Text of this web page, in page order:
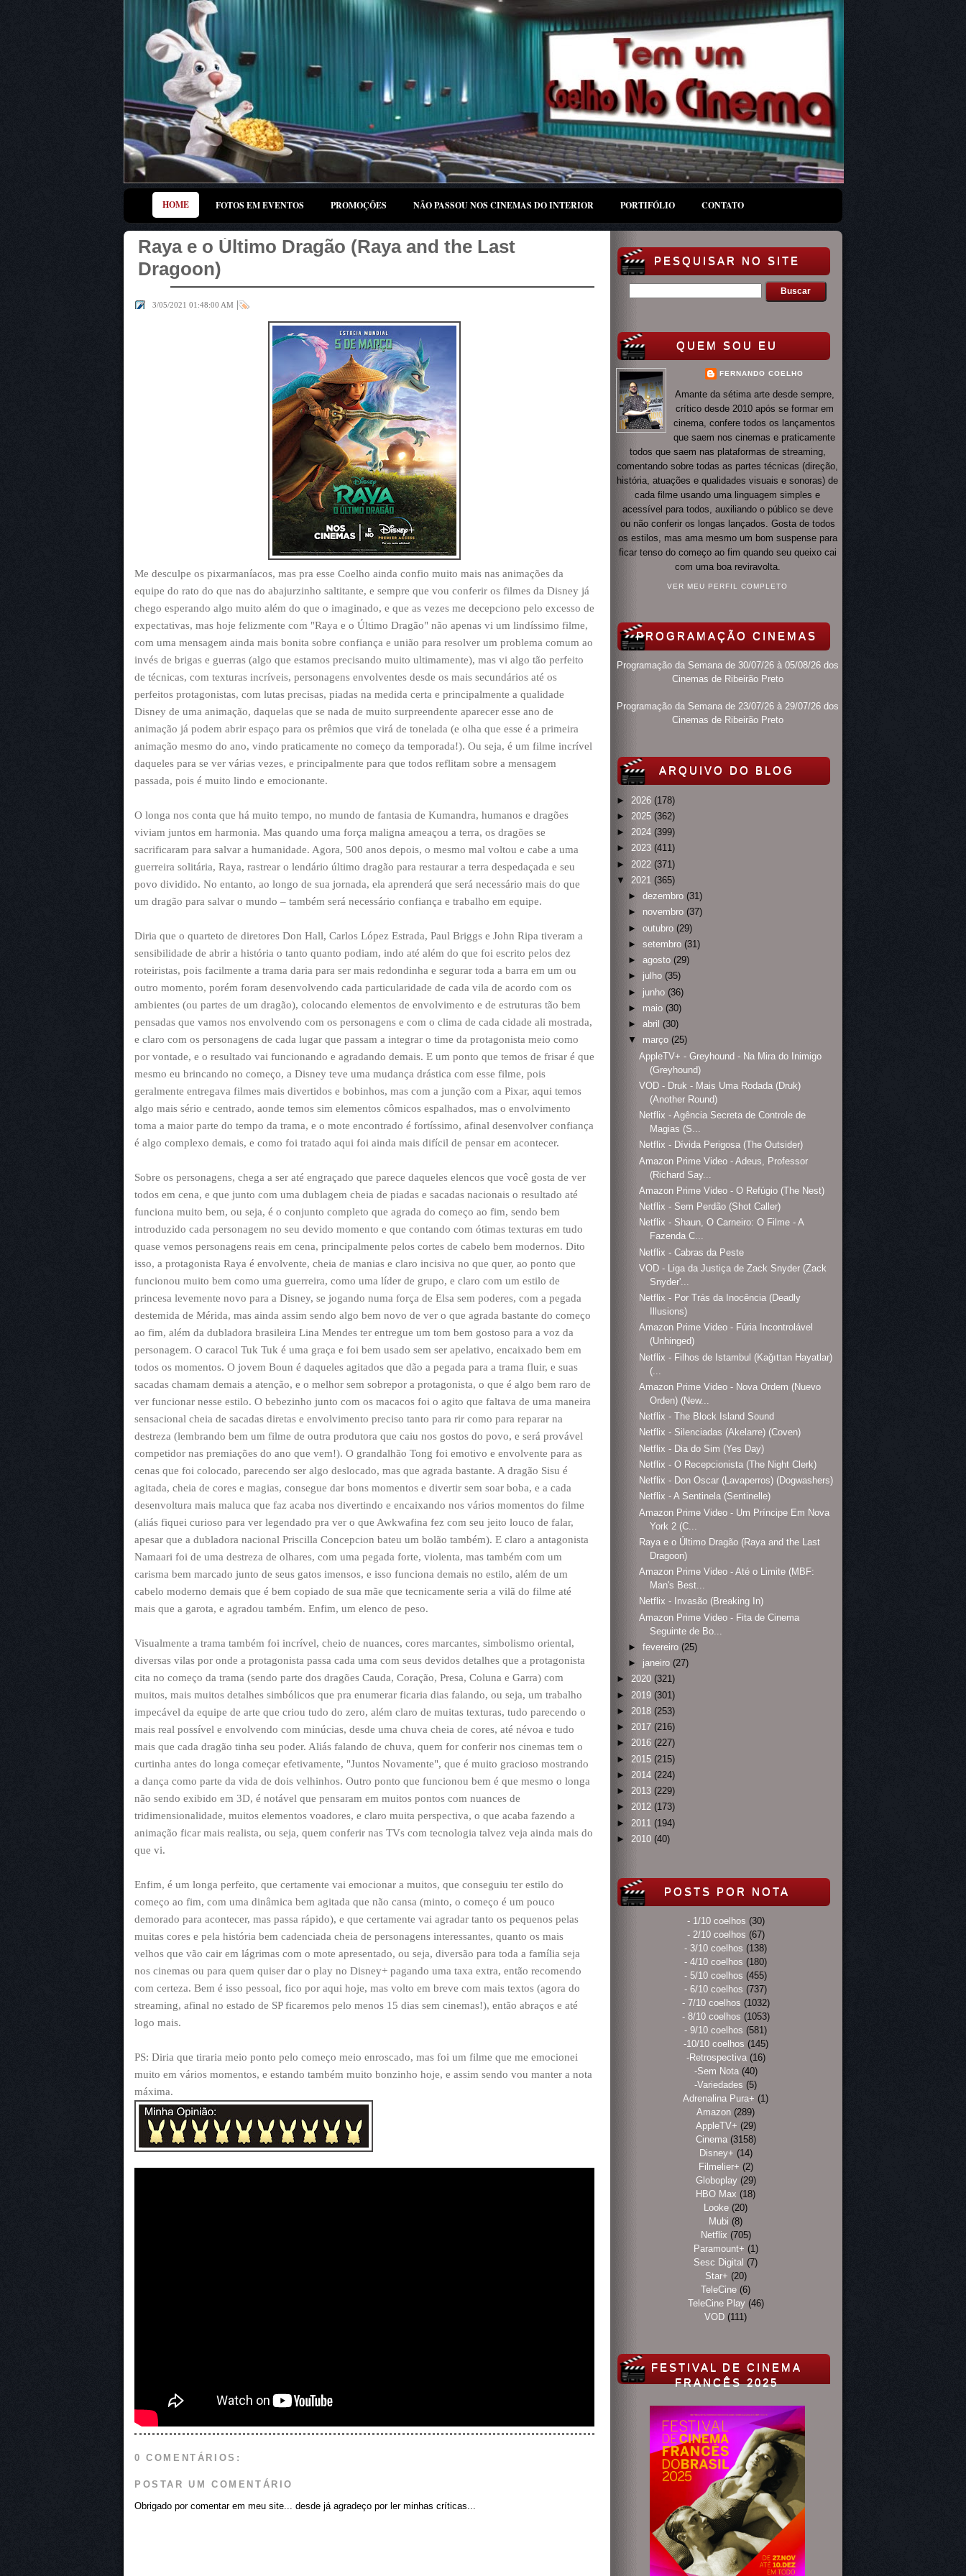
HOME FOTOS EM EVENTOS PROMOÇÕES NÃO PASSOU NOS CINEMAS DO INTERIOR PORTIFÓLIO CONTATO
Raya e o Último Dragão (Raya and the Last
Dragoon)
3/05/2021 01:48:00 AM |
Me desculpe os pixarmaníacos, mas pra esse Coelho ainda confio muito mais nas animações da
equipe do rato do que nas do abajurzinho saltitante, e sempre que vou conferir os filmes da Disney já
chego esperando algo muito além do que o imaginado, e que as vezes me decepciono pelo excesso de
expectativas, mas hoje felizmente com "Raya e o Último Dragão" não apenas vi um lindíssimo filme,
com uma mensagem ainda mais bonita sobre confiança e união para resolver um problema comum ao
invés de brigas e guerras (algo que estamos precisando muito ultimamente), mas vi algo tão perfeito
de técnicas, com texturas incríveis, personagens envolventes desde os mais secundários até os
perfeitos protagonistas, com lutas precisas, piadas na medida certa e principalmente a qualidade
Disney de uma animação, daquelas que se nada de muito surpreendente aparecer esse ano de
animação já podem abrir espaço para os prêmios que virá de tonelada (e olha que esse é a primeira
animação mesmo do ano, vindo praticamente no começo da temporada!). Ou seja, é um filme incrível
daqueles para se ver várias vezes, e principalmente para que todos reflitam sobre a mensagem
passada, pois é muito lindo e emocionante.
O longa nos conta que há muito tempo, no mundo de fantasia de Kumandra, humanos e dragões
viviam juntos em harmonia. Mas quando uma força maligna ameaçou a terra, os dragões se
sacrificaram para salvar a humanidade. Agora, 500 anos depois, o mesmo mal voltou e cabe a uma
guerreira solitária, Raya, rastrear o lendário último dragão para restaurar a terra despedaçada e seu
povo dividido. No entanto, ao longo de sua jornada, ela aprenderá que será necessário mais do que
um dragão para salvar o mundo – também será necessário confiança e trabalho em equipe.
Diria que o quarteto de diretores Don Hall, Carlos López Estrada, Paul Briggs e John Ripa tiveram a
sensibilidade de abrir a história o tanto quanto podiam, indo até além do que foi escrito pelos dez
roteiristas, pois facilmente a trama daria para ser mais redondinha e segurar toda a barra em um ou
outro momento, porém foram desenvolvendo cada particularidade de cada vila de acordo com os
ambientes (ou partes de um dragão), colocando elementos de envolvimento e de estruturas tão bem
pensadas que vamos nos envolvendo com os personagens e com o clima de cada cidade ali mostrada,
e claro com os personagens de cada lugar que passam a integrar o time da protagonista meio como
por vontade, e o resultado vai funcionando e agradando demais. E um ponto que temos de frisar é que
mesmo eu brincando no começo, a Disney teve uma mudança drástica com esse filme, pois
geralmente entregava filmes mais divertidos e bobinhos, mas com a junção com a Pixar, aqui temos
algo mais sério e centrado, aonde temos sim elementos cômicos espalhados, mas o envolvimento
toma a maior parte do tempo da trama, e o mote encontrado é fortíssimo, afinal desenvolver confiança
é algo complexo demais, e como foi tratado aqui foi ainda mais difícil de pensar em acontecer.
Sobre os personagens, chega a ser até engraçado que parece daqueles elencos que você gosta de ver
todos em cena, e que junto com uma dublagem cheia de piadas e sacadas nacionais o resultado até
funciona muito bem, ou seja, é o conjunto completo que agrada do começo ao fim, sendo bem
introduzido cada personagem no seu devido momento e que contando com ótimas texturas em tudo
quase vemos personagens reais em cena, principalmente pelos cortes de cabelo bem modernos. Dito
isso, a protagonista Raya é envolvente, cheia de manias e claro incisiva no que quer, ao ponto que
funcionou muito bem como uma guerreira, como uma líder de grupo, e claro com um estilo de
princesa levemente novo para a Disney, se jogando numa força de Elsa sem poderes, com a pegada
destemida de Mérida, mas ainda assim sendo algo bem novo de ver o que agrada bastante do começo
ao fim, além da dubladora brasileira Lina Mendes ter entregue um tom bem gostoso para a voz da
personagem. O caracol Tuk Tuk é uma graça e foi bem usado sem ser apelativo, encaixado bem em
todos os momentos. O jovem Boun é daqueles agitados que dão a pegada para a trama fluir, e suas
sacadas chamam demais a atenção, e o melhor sem sobrepor a protagonista, o que é algo bem raro de
ver funcionar nesse estilo. O bebezinho junto com os macacos foi o agito que faltava de uma maneira
sensacional cheia de sacadas diretas e envolvimento preciso tanto para rir como para reparar na
destreza (lembrando bem um filme de outra produtora que caiu nos gostos do povo, e será provável
competidor nas premiações do ano que vem!). O grandalhão Tong foi emotivo e envolvente para as
cenas que foi colocado, parecendo ser algo deslocado, mas que agrada bastante. A dragão Sisu é
agitada, cheia de cores e magias, consegue dar bons momentos e divertir sem soar boba, e a cada
desenvoltura mais maluca que faz acaba nos divertindo e encaixando nos vários momentos do filme
(aliás fiquei curioso para ver legendado pra ver o que Awkwafina fez com seu jeito louco de falar,
apesar que a dubladora nacional Priscilla Concepcion bateu um bolão também). E claro a antagonista
Namaari foi de uma destreza de olhares, com uma pegada forte, violenta, mas também com um
carisma bem marcado junto de seus gatos imensos, e isso funciona demais no estilo, além de um
cabelo moderno demais que é bem copiado de sua mãe que tecnicamente seria a vilã do filme até
mais que a garota, e agradou também. Enfim, um elenco de peso.
Visualmente a trama também foi incrível, cheio de nuances, cores marcantes, simbolismo oriental,
diversas vilas por onde a protagonista passa cada uma com seus devidos detalhes que a protagonista
cita no começo da trama (sendo parte dos dragões Cauda, Coração, Presa, Coluna e Garra) com
muitos, mais muitos detalhes simbólicos que pra enumerar ficaria dias falando, ou seja, um trabalho
impecável da equipe de arte que criou tudo do zero, além claro de muitas texturas, tudo parecendo o
mais real possível e envolvendo com minúcias, desde uma chuva cheia de cores, até névoa e tudo
mais que cada dragão tinha seu poder. Aliás falando de chuva, quem for conferir nos cinemas tem o
curtinha antes do longa começar efetivamente, "Juntos Novamente", que é muito gracioso mostrando
a dança como parte da vida de dois velhinhos. Outro ponto que funcionou bem é que mesmo o longa
não sendo exibido em 3D, é notável que pensaram em muitos pontos com nuances de
tridimensionalidade, muitos elementos voadores, e claro muita perspectiva, o que acaba fazendo a
animação ficar mais realista, ou seja, quem conferir nas TVs com tecnologia talvez veja ainda mais do
que vi.
Enfim, é um longa perfeito, que certamente vai emocionar a muitos, que conseguiu ter estilo do
começo ao fim, com uma dinâmica bem agitada que não cansa (minto, o começo é um pouco
demorado para acontecer, mas passa rápido), e que certamente vai agradar tanto os pequenos pelas
muitas cores e pela história bem cadenciada cheia de personagens interessantes, quanto os mais
velhos que vão cair em lágrimas com o mote apresentado, ou seja, diversão para toda a família seja
nos cinemas ou para quem quiser dar o play no Disney+ pagando uma taxa extra, então recomendo
com certeza. Bem é isso pessoal, fico por aqui hoje, mas volto em breve com mais textos (agora do
streaming, afinal no estado de SP ficaremos pelo menos 15 dias sem cinemas!), então abraços e até
logo mais.
PS: Diria que tiraria meio ponto pelo começo meio enroscado, mas foi um filme que me emocionei
muito em vários momentos, e estando também muito bonzinho hoje, e assim sendo vou manter a nota
máxima.
0 COMENTÁRIOS:
POSTAR UM COMENTÁRIO
Obrigado por comentar em meu site... desde já agradeço por ler minhas críticas...
PESQUISAR NO SITE
QUEM SOU EU
FERNANDO COELHO
Amante da sétima arte desde sempre,
crítico desde 2010 após se formar em
cinema, confere todos os lançamentos
que saem nos cinemas e praticamente
todos que saem nas plataformas de streaming,
comentando sobre todas as partes técnicas (direção,
história, atuações e qualidades visuais e sonoras) de
cada filme usando uma linguagem simples e
acessível para todos, auxiliando o público se deve
ou não conferir os longas lançados. Gosta de todos
os estilos, mas ama mesmo um bom suspense para
ficar tenso do começo ao fim quando seu queixo cai
com uma boa reviravolta.
VER MEU PERFIL COMPLETO
PROGRAMAÇÃO CINEMAS
Programação da Semana de 30/07/26 à 05/08/26 dos
Cinemas de Ribeirão Preto
Programação da Semana de 23/07/26 à 29/07/26 dos
Cinemas de Ribeirão Preto
ARQUIVO DO BLOG
► 2026 (178)
► 2025 (362)
► 2024 (399)
► 2023 (411)
► 2022 (371)
▼
2021 (365)
► dezembro (31)
► novembro (37)
► outubro (29)
► setembro (31)
► agosto (29)
► julho (35)
► junho (36)
► maio (30)
► abril (30)
▼
março (25)
AppleTV+ - Greyhound - Na Mira do Inimigo
(Greyhound)
VOD - Druk - Mais Uma Rodada (Druk)
(Another Round)
Netflix - Agência Secreta de Controle de
Magias (S...
Netflix - Dívida Perigosa (The Outsider)
Amazon Prime Video - Adeus, Professor
(Richard Say...
Amazon Prime Video - O Refúgio (The Nest)
Netflix - Sem Perdão (Shot Caller)
Netflix - Shaun, O Carneiro: O Filme - A
Fazenda C...
Netflix - Cabras da Peste
VOD - Liga da Justiça de Zack Snyder (Zack
Snyder'...
Netflix - Por Trás da Inocência (Deadly
Illusions)
Amazon Prime Video - Fúria Incontrolável
(Unhinged)
Netflix - Filhos de Istambul (Kağıttan Hayatlar)
(...
Amazon Prime Video - Nova Ordem (Nuevo
Orden) (New...
Netflix - The Block Island Sound
Netflix - Silenciadas (Akelarre) (Coven)
Netflix - Dia do Sim (Yes Day)
Netflix - O Recepcionista (The Night Clerk)
Netflix - Don Oscar (Lavaperros) (Dogwashers)
Netflix - A Sentinela (Sentinelle)
Amazon Prime Video - Um Príncipe Em Nova
York 2 (C...
Raya e o Último Dragão (Raya and the Last
Dragoon)
Amazon Prime Video - Até o Limite (MBF:
Man's Best...
Netflix - Invasão (Breaking In)
Amazon Prime Video - Fita de Cinema
Seguinte de Bo...
► fevereiro (25)
► janeiro (27)
► 2020 (321)
► 2019 (301)
► 2018 (253)
► 2017 (216)
► 2016 (227)
► 2015 (215)
► 2014 (224)
► 2013 (229)
► 2012 (173)
► 2011 (194)
► 2010 (40)
POSTS POR NOTA
- 1/10 coelhos (30)
- 2/10 coelhos (67)
- 3/10 coelhos (138)
- 4/10 coelhos (180)
- 5/10 coelhos (455)
- 6/10 coelhos (737)
- 7/10 coelhos (1032)
- 8/10 coelhos (1053)
- 9/10 coelhos (581)
-10/10 coelhos (145)
-Retrospectiva (16)
-Sem Nota (40)
-Variedades (5)
Adrenalina Pura+ (1)
Amazon (289)
AppleTV+ (29)
Cinema (3158)
Disney+ (14)
Filmelier+ (2)
Globoplay (29)
HBO Max (18)
Looke (20)
Mubi (8)
Netflix (705)
Paramount+ (1)
Sesc Digital (7)
Star+ (20)
TeleCine (6)
TeleCine Play (46)
VOD (111)
FESTIVAL DE CINEMA
FRANCÊS 2025